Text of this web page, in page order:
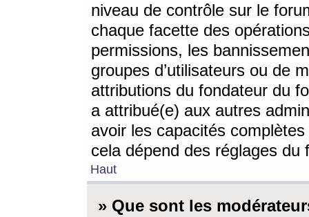
niveau de contrôle sur le
chaque facette des
permissions, les
groupes d’utilisateurs ou de
attributions du fondateur du
a attribué(e) aux autres
avoir les capacités
cela dépend des réglages du
Haut
» Que sont les